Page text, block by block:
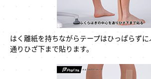
はく離紙を持ちながらテープはひっぱらず
通りひざ下まで貼ります。